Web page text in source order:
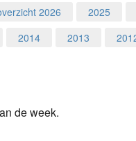
Actueel Lokaal
LOK nieuws
2026 2025
2014 2013
de week.